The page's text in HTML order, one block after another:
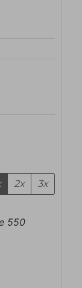
2x 3x
550